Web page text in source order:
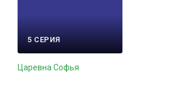
5 СЕРИЯ
Царевна Софья